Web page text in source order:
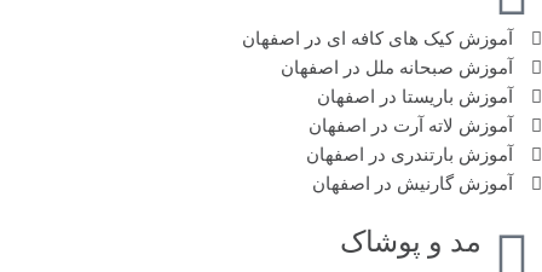
آموزش کیک های کافه ای در اصفهان
آموزش صبحانه ملل در اصفهان
آموزش باریستا در اصفهان
آموزش لاته آرت در اصفهان
آموزش بارتندری در اصفهان
آموزش گارنیش در اصفهان
مد و پوشاک